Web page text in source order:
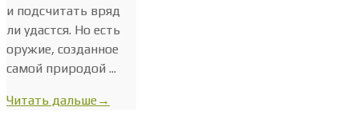
и подсчитать вряд
ли удастся. Но есть
оружие, созданное
самой природой ...
Читать дальше→